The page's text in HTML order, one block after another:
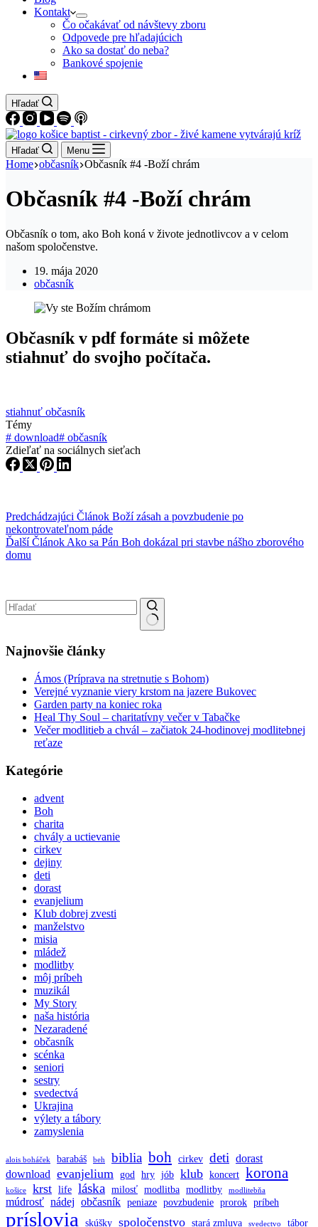
Kontakt
Čo očakávať od návštevy zboru
Odpovede pre hľadajúcich
Ako sa dostať do neba?
Bankové spojenie
Hľadať
Hľadať Menu
Home občasník Občasník #4 -Boží chrám
Občasník #4 -Boží chrám
Občasník o tom, ako Boh koná v živote jednotlivcov a v celom
našom spoločenstve.
19. mája 2020
občasník
Občasník v pdf formáte si môžete
stiahnuť do svojho počítača.
stiahnuť občasník
Témy
# download# občasník
Zdieľať na sociálnych sieťach
Predchádzajúci Článok Boží zásah a povzbudenie po
nekontrovateľnom páde
ĎalšíČlánok Ako sa Pán Boh dokázal pri stavbe nášho zborového
domu
Najnovšie články
Ámos (Príprava na stretnutie s Bohom)
Verejné vyznanie viery krstom na jazere Bukovec
Garden party na koniec roka
Heal Thy Soul – charitatívny večer v Tabačke
Večer modlitieb a chvál – začiatok 24-hodinovej modlitebnej
reťaze
Kategórie
advent
Boh
charita
chvály a uctievanie
cirkev
dejiny
deti
dorast
evanjelium
Klub dobrej zvesti
manželstvo
misia
mládež
modlitby
môj príbeh
muzikál
My Story
naša história
Nezaradené
občasník
scénka
seniori
sestry
svedectvá
Ukrajina
výlety a tábory
zamyslenia
alois boháček barabáš beh biblia boh cirkev deti dorast
download evanjelium god hry jób klub koncert korona
košice krst life láska milosť modlitba modlitby modlitebňa
múdrosť nádej občasník peniaze povzbudenie prorok príbeh
príslovia skúšky spoločenstvo stará zmluva svedectvo tábor